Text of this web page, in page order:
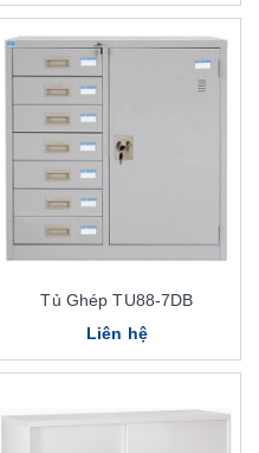
Tủ Ghép TU88-7DB
Liên hệ